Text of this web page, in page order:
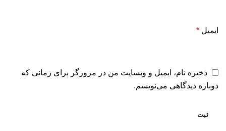
ایمیل *
ذخیره نام، ایمیل و وبسایت من در مرورگر برای زمانی که
دوباره دیدگاهی می‌نویسم.